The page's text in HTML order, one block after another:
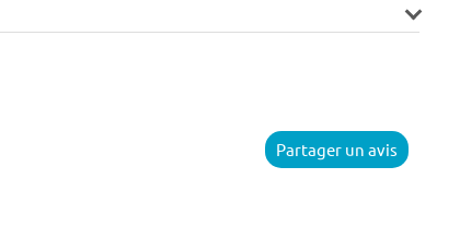
Partager un avis